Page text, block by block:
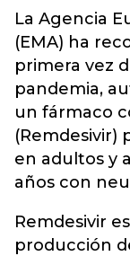
La Agencia
(EMA) ha
primera vez
pandemia,
un fármaco
(Remdesivir)
en adultos y
años con
Remdesivir
producción